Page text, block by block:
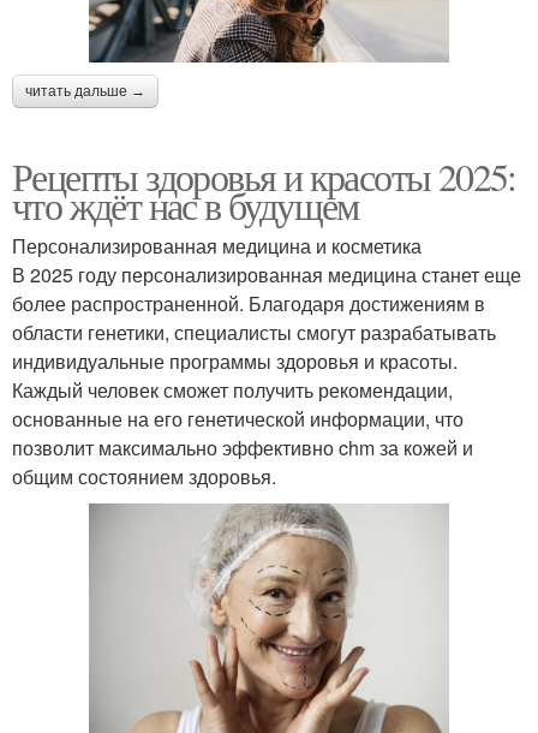
читать дальше →
Рецепты здоровья и красоты 2025:
что ждёт нас в будущем
Персонализированная медицина и косметика
В 2025 году персонализированная медицина станет еще
более распространенной. Благодаря достижениям в
области генетики, специалисты смогут разрабатывать
индивидуальные программы здоровья и красоты.
Каждый человек сможет получить рекомендации,
основанные на его генетической информации, что
позволит максимально эффективно chm за кожей и
общим состоянием здоровья.